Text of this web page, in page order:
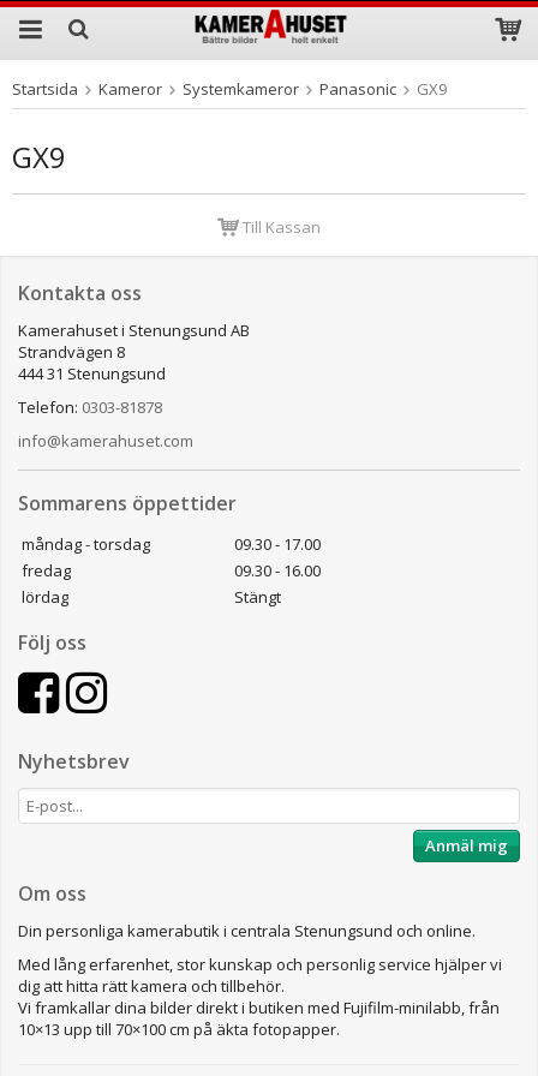
Produkten har blivit tillagd i varukorgen
Startsida Kameror Systemkameror Panasonic GX9
GX9
Till Kassan
Kontakta oss
Kamerahuset i Stenungsund AB
Strandvägen 8
444 31 Stenungsund
Telefon: 0303-81878
info@kamerahuset.com
Sommarens öppettider
måndag - torsdag
09.30 - 17.00
fredag
09.30 - 16.00
lördag
Stängt
Följ oss
Nyhetsbrev
Anmäl mig
Om oss
Din personliga kamerabutik i centrala Stenungsund och online.
Med lång erfarenhet, stor kunskap och personlig service hjälper vi
dig att hitta rätt kamera och tillbehör.
Vi framkallar dina bilder direkt i butiken med Fujifilm-minilabb, från
10×13 upp till 70×100 cm på äkta fotopapper.